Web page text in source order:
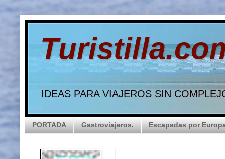
IDEAS PARA VIAJEROS SIN
PORTADA Gastroviajeros. Escapadas por